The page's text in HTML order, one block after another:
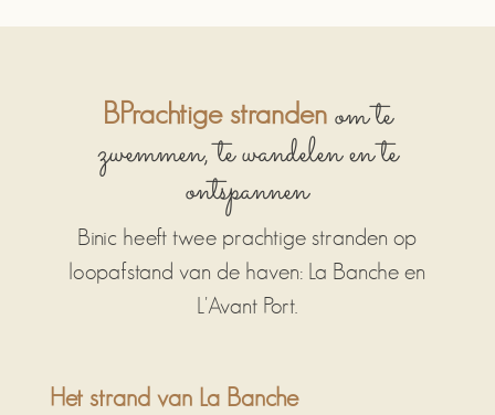
BPrachtige stranden om te
zwemmen, te wandelen en te
ontspannen
Binic heeft twee prachtige stranden op
loopafstand van de haven: La Banche en
L'Avant Port.
Het strand van La Banche